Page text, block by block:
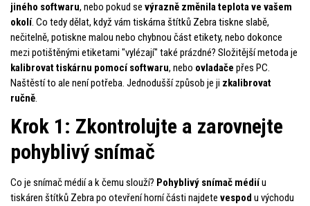
jiného softwaru, nebo pokud se výrazně změnila teplota ve vašem
okolí. Co tedy dělat, když vám tiskárna štítků Zebra tiskne slabě,
nečitelně, potiskne malou nebo chybnou část etikety, nebo dokonce
mezi potištěnými etiketami "vylézají" také prázdné? Složitější metoda je
kalibrovat tiskárnu pomocí softwaru, nebo ovladače přes PC.
Naštěstí to ale není potřeba. Jednodušší způsob je ji zkalibrovat
ručně.
Krok 1: Zkontrolujte a zarovnejte
pohyblivý snímač
Co je snímač médií a k čemu slouží? Pohyblivý snímač médiíu
tiskáren štítků Zebra po otevření horní části najdete vespod u východu